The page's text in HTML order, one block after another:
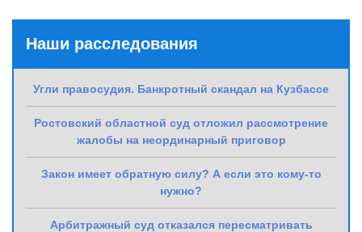
Наши расследования
Угли правосудия. Банкротный скандал на Кузбассе
Ростовский областной суд отложил рассмотрение
жалобы на неординарный приговор
Закон имеет обратную силу? А если это кому-то
нужно?
Арбитражный суд отказался пересматривать